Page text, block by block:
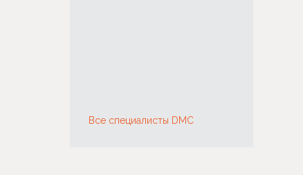
Все специалисты DMC